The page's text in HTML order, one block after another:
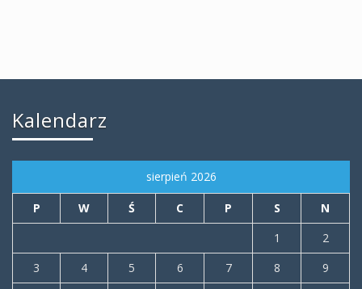
Kalendarz
sierpień 2026
P W Ś C P S
N
1
2
3
4 5 6 7 8
9